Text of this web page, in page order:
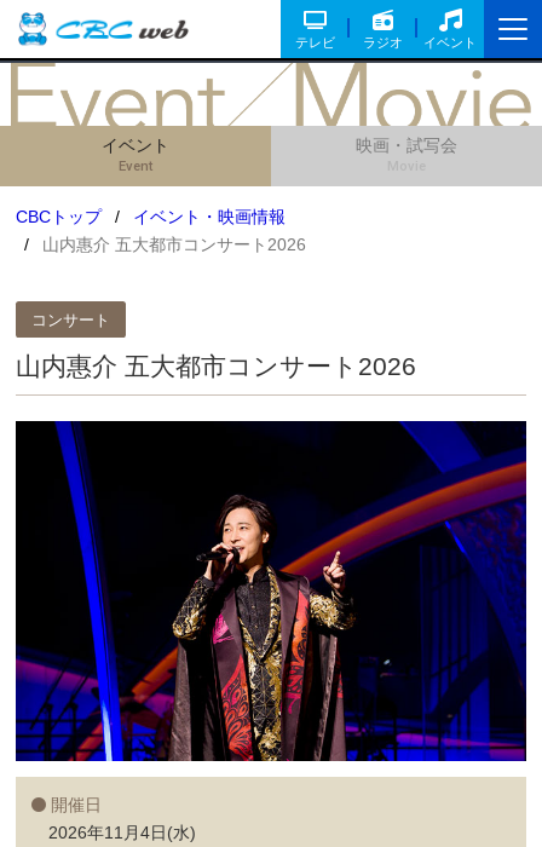
テレビ ラジオ イベント
イベント
Event
映画・試写会
CBCトップ
イベント・映画情報
山内惠介 五大都市コンサート2026
コンサート
山内惠介 五大都市コンサート2026
開催日
2026年11月4日(水)